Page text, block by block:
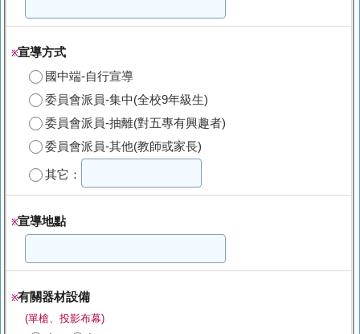
※宣導方式
國中端-自行宣導
委員會派員-集中(全校9年級生)
委員會派員-抽離(對五專有興趣者)
委員會派員-其他(教師或家長)
其它：
※宣導地點
※有關器材設備
(單槍、投影布幕)